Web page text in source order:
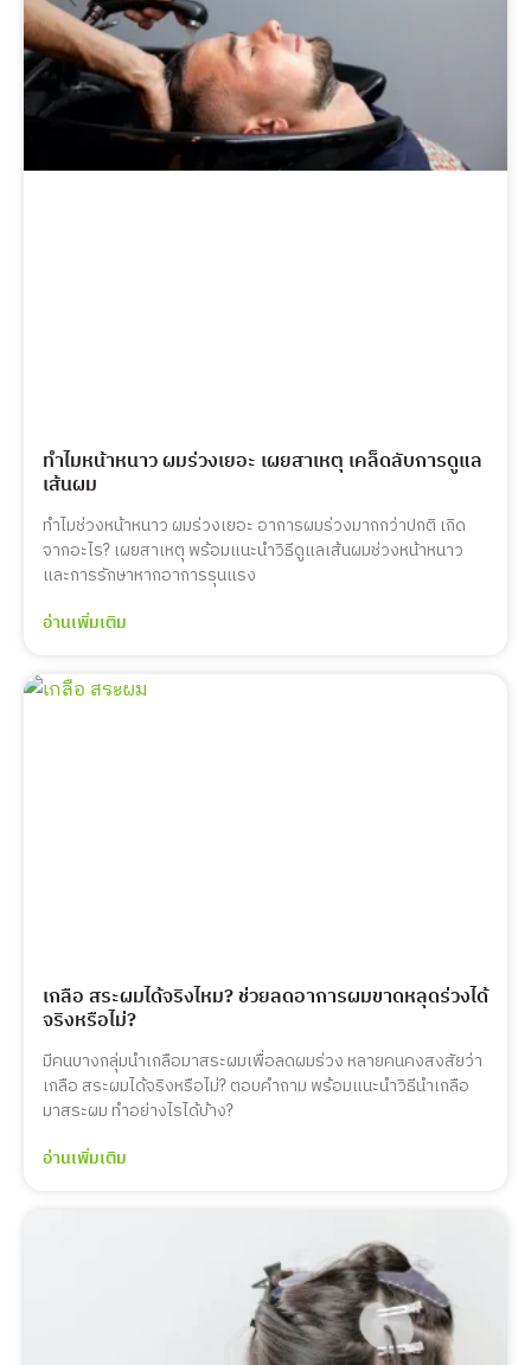
ทำไมหน้าหนาว ผมร่วงเยอะ เผยสาเหตุ เคล็ดลับการดูแล
เส้นผม
ทำไมช่วงหน้าหนาว ผมร่วงเยอะ อาการผมร่วงมากกว่าปกติ เกิด
จากอะไร? เผยสาเหตุ พร้อมแนะนำวิธีดูแลเส้นผมช่วงหน้าหนาว
และการรักษาหากอาการรุนแรง
อ่านเพิ่มเติม
เกลือ สระผมได้จริงไหม? ช่วยลดอาการผมขาดหลุดร่วงได้
จริงหรือไม่?
มีคนบางกลุ่มนำเกลือมาสระผมเพื่อลดผมร่วง หลายคนคงสงสัยว่า
เกลือ สระผมได้จริงหรือไม่? ตอบคำถาม พร้อมแนะนำวิธีนำเกลือ
มาสระผม ทำอย่างไรได้บ้าง?
อ่านเพิ่มเติม